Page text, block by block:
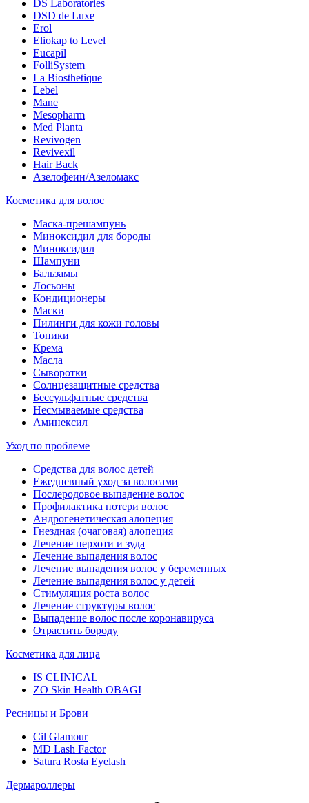
DS Laboratories
DSD de Luxe
Erol
Eliokap to Level
Eucapil
FolliSystem
La Biosthetique
Lebel
Mane
Mesopharm
Med Planta
Revivogen
Revivexil
Hair Back
Азелофеин/Aзеломакс
Косметика для волос
Маска-прешампунь
Миноксидил для бороды
Миноксидил
Шампуни
Бальзамы
Лосьоны
Кондиционеры
Маски
Пилинги для кожи головы
Тоники
Крема
Масла
Сыворотки
Солнцезащитные средства
Бессульфатные средства
Несмываемые средства
Аминексил
Уход по проблеме
Средства для волос детей
Ежедневный уход за волосами
Послеродовое выпадение волос
Профилактика потери волос
Андрогенетическая алопеция
Гнездная (очаговая) алопеция
Лечение перхоти и зуда
Лечение выпадения волос
Лечение выпадения волос у беременных
Лечение выпадения волос у детей
Стимуляция роста волос
Лечение структуры волос
Выпадение волос после коронавируса
Отрастить бороду
Косметика для лица
IS CLINICAL
ZO Skin Health OBAGI
Ресницы и Брови
Cil Glamour
MD Lash Factor
Satura Rosta Eyelash
Дермароллеры